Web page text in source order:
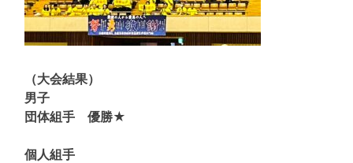
（大会結果）
男子
団体組手 優勝★
個人組手